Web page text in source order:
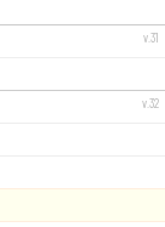
v.31
v.32